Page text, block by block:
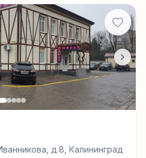
д.8, Калининград